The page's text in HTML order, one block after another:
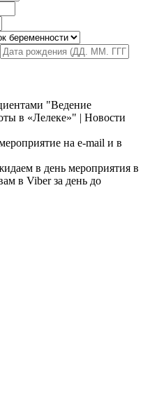
на e-mail и в
в день мероприятия в
в Viber за день до